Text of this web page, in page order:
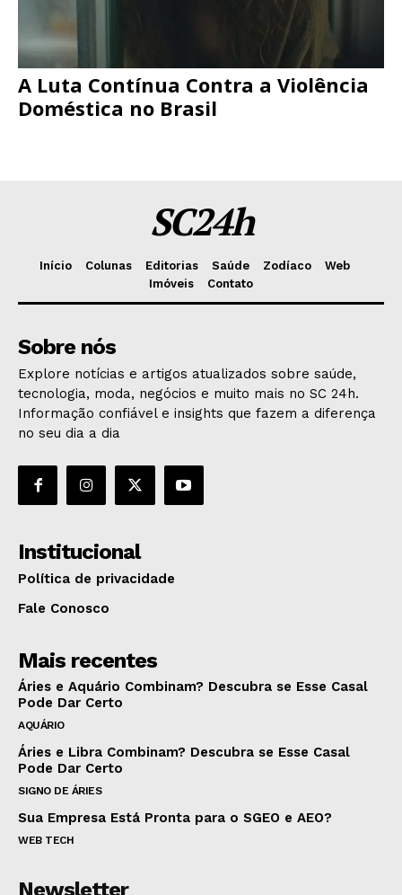
A Luta Contínua Contra a Violência
Doméstica no Brasil
SC24h
Início Colunas Editorias Saúde Zodíaco
Web
Imóveis
Contato
Sobre nós
Explore notícias e artigos atualizados sobre saúde,
tecnologia, moda, negócios e muito mais no SC 24h.
Informação confiável e insights que fazem a diferença
no seu dia a dia
Institucional
Política de privacidade
Fale Conosco
Mais recentes
Áries e Aquário Combinam? Descubra se Esse Casal
Pode Dar Certo
AQUÁRIO
Áries e Libra Combinam? Descubra se Esse Casal
Pode Dar Certo
SIGNO DE ÁRIES
Sua Empresa Está Pronta para o SGEO e AEO?
WEB TECH
Newsletter